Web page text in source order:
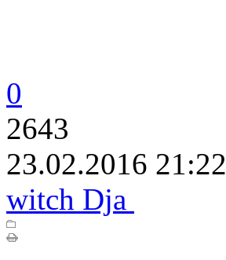
0
2643
23.02.2016 21:22
witch Dja